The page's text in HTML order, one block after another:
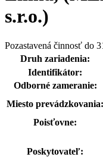
s.r.o.)
Pozastavená činnosť do
Druh zariadenia:
Identifikátor:
Odborné zameranie:
Miesto prevádzkovania:
Poisťovne:
Poskytovateľ: